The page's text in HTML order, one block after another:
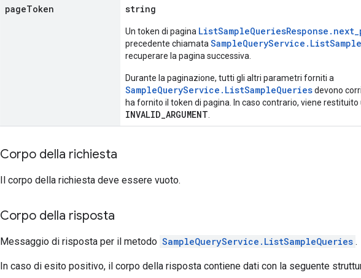
pageToken string
Un token di pagina
precedente chiamata
recuperare la pagina successiva.
Durante la paginazione, tutti gli altri parametri forniti a
SampleQueryService.ListSampleQueriesdevono
ha fornito il token di pagina. In caso contrario, viene restituito
INVALID_ARGUMENT
Corpo della richiesta
Il corpo della richiesta deve essere vuoto.
Corpo della risposta
Messaggio di risposta per il metodo SampleQueryService.ListSampleQueries .
In caso di esito positivo, il corpo della risposta contiene dati con la seguente